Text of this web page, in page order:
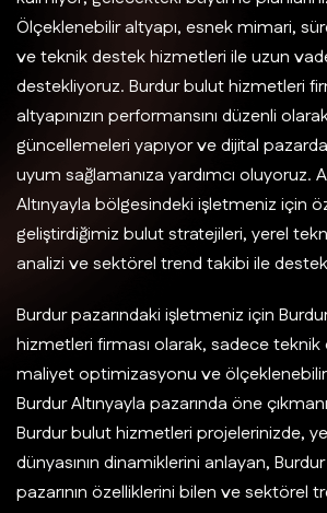
Ölçeklenebilir altyapı, esnek mimari,
ve teknik destek hizmetleri ile uzun
destekliyoruz. Burdur bulut hizmetleri
altyapınızın performansını düzenli
güncellemeleri yapıyor ve dijital
uyum sağlamanıza yardımcı oluyoruz.
Altınyayla bölgesindeki işletmeniz için
geliştirdiğimiz bulut stratejileri, yerel
analizi ve sektörel trend takibi ile
Burdur pazarındaki işletmeniz için
hizmetleri firması olarak, sadece teknik
maliyet optimizasyonu ve
Burdur Altınyayla pazarında öne
Burdur bulut hizmetleri projelerinizde,
dünyasının dinamiklerini anlayan,
pazarının özelliklerini bilen ve sektörel